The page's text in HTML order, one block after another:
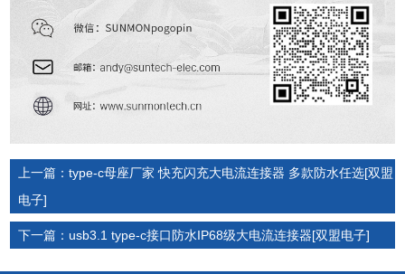
上一篇：type-c母座厂家 快充闪充大电流连接器 多款防水任选[双盟
电子]
下一篇：usb3.1 type-c接口防水IP68级大电流连接器[双盟电子]